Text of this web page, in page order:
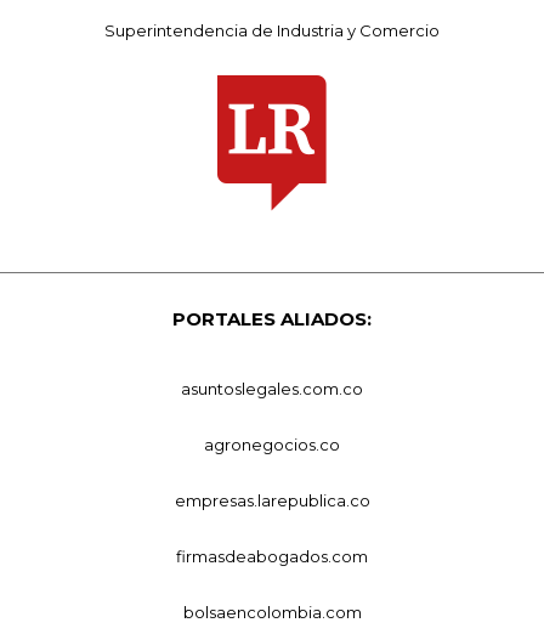
Superintendencia de Industria y Comercio
PORTALES ALIADOS:
asuntoslegales.com.co
agronegocios.co
empresas.larepublica.co
firmasdeabogados.com
bolsaencolombia.com